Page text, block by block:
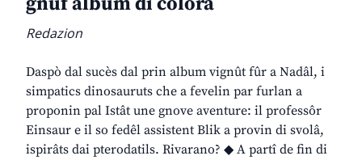
Redazion
Daspò dal sucès dal prin album vignût fûr a Nadâl, i
simpatics dinosauruts che a fevelin par furlan a
proponin pal Istât une gnove aventure: il professôr
Einsaur e il so fedêl assistent Blik a provin di svolâ,
ispirâts dai pterodatils. Rivarano? ◆ A partî de fin di